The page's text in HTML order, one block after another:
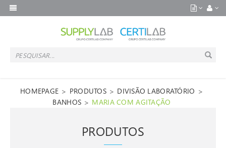
HOMEPAGE > PRODUTOS > DIVISÃO LABORATÓRIO >
BANHOS > MARIA COM AGITAÇÃO
PRODUTOS